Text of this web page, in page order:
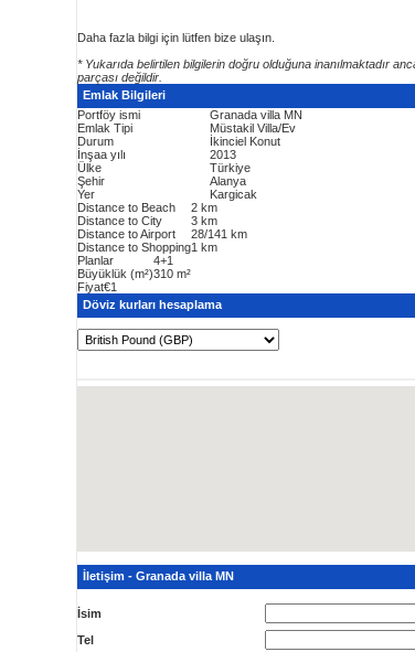
Daha fazla bilgi için lütfen bize ulaşın.
* Yukarıda belirtilen bilgilerin doğru olduğuna inanılmaktadır
parçası değildir.
Emlak Bilgileri
Portföy ismi
Granada villa MN
Emlak Tipi
Müstakil Villa/Ev
Durum
İkinciel Konut
İnşaa yılı
2013
Ülke
Türkiye
Şehir
Alanya
Yer
Kargicak
Distance to Beach
2 km
Distance to City
3 km
Distance to Airport
28/141 km
Distance to Shopping1 km
Planlar
4+1
Büyüklük (m²)310 m²
Fiyat€1
Döviz kurları hesaplama
İletişim - Granada villa MN
İsim
Tel